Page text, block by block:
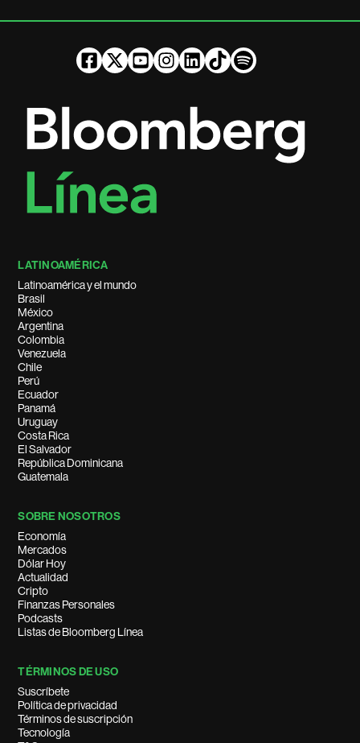
LATINOAMÉRICA
Latinoamérica y el mundo
Brasil
México
Argentina
Colombia
Venezuela
Chile
Perú
Ecuador
Panamá
Uruguay
Costa Rica
El Salvador
República Dominicana
Guatemala
SOBRE NOSOTROS
Economía
Mercados
Dólar Hoy
Actualidad
Cripto
Finanzas Personales
Podcasts
Listas de Bloomberg Línea
TÉRMINOS DE USO
Suscríbete
Política de privacidad
Términos de suscripción
Tecnología